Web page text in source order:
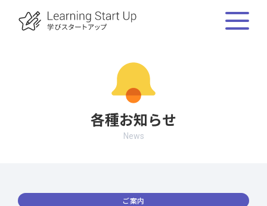
各種お知らせ
News
ご案内